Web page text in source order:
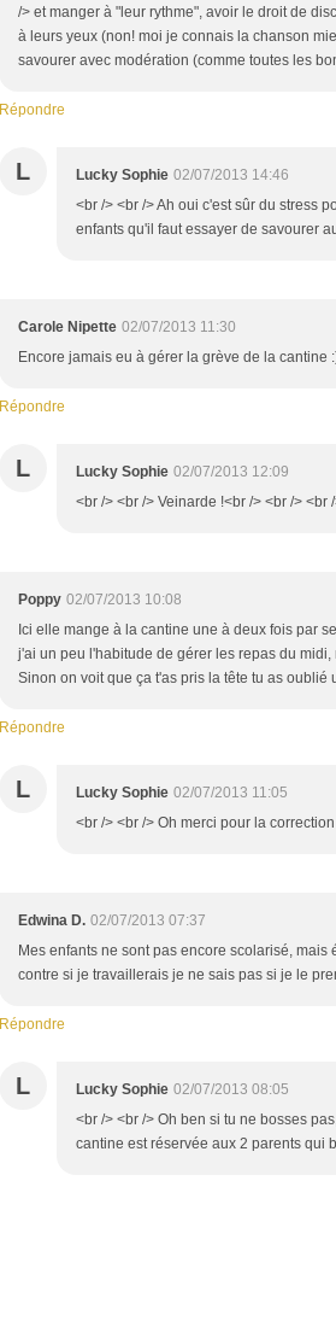
/> et manger à "leur rythme", avoir le droit de
à leurs yeux (non! moi je connais la chanson
savourer avec modération (comme toutes les
Répondre
L Lucky Sophie 02/07/2013 14:46
<br /> <br /> Ah oui c'est sûr du stress
enfants qu'il faut essayer de savourer
Carole Nipette 02/07/2013 11:30
Encore jamais eu à gérer la grève de la cantine
Répondre
L Lucky Sophie 02/07/2013 12:09
<br /> <br /> Veinarde !<br /> <br /> <br
Poppy 02/07/2013 10:08
Ici elle mange à la cantine une à deux fois par
j'ai un peu l'habitude de gérer les repas du
Sinon on voit que ça t'as pris la tête tu as oublié
Répondre
L Lucky Sophie 02/07/2013 11:05
<br /> <br /> Oh merci pour la
Edwina D. 02/07/2013 07:37
Mes enfants ne sont pas encore scolarisé,
contre si je travaillerais je ne sais pas si je le
Répondre
L Lucky Sophie 02/07/2013 08:05
<br /> <br /> Oh ben si tu ne bosses
cantine est réservée aux 2 parents qui